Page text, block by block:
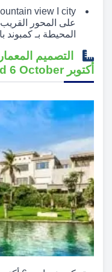
على المحور
المحيطة بـ كمبوند بامبو 6
أكتوبر Bamboo Compound 6 October: